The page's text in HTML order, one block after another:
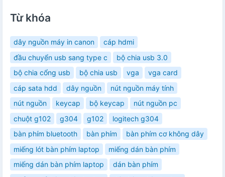
Từ khóa
dây nguồn máy in canon
cáp hdmi
đầu chuyển usb sang type c
bộ chia usb 3.0
bộ chia cổng usb
bộ chia usb vga
vga card
cáp sata hdd
dây nguồn
nút nguồn máy tính
nút nguồn
keycap bộ keycap
nút nguồn pc
chuột g102
g304 g102
logitech g304
bàn phím bluetooth
bàn phím
bàn phím cơ không dây
miếng lót bàn phím laptop
miếng dán bàn phím
miếng dán bàn phím laptop
dán bàn phím